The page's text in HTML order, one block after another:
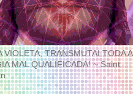
VIOLETA, TRANSMUTAI TODA A
MAL QUALIFICADA! ~ Saint